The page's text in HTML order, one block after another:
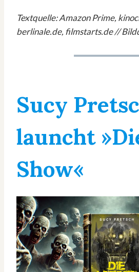
Textquelle: Amazon Prime,
berlinale.de, filmstarts.de //
Sucy
launcht
Show«